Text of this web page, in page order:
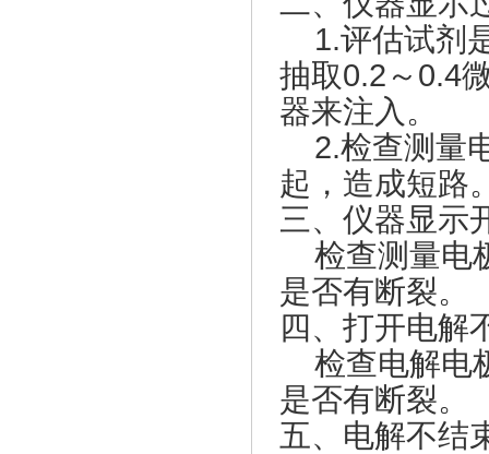
1.评估试剂
抽取0.2～0.4
器来注入。
2.检查测量
起，造成短路
三、仪器显示
检查测量电
是否有断裂。
四、打开电解
检查电解电
是否有断裂。
五、电解不结